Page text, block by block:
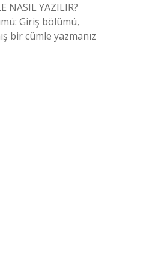
YAZILIR?
Giriş bölümü,
bir cümle yazmanız